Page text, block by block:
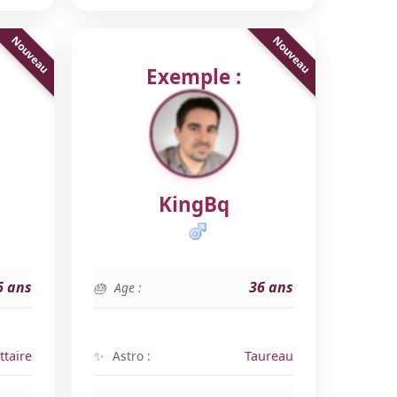
ans
Exemple :
KingBq
Age : 36 ans
Astro : Taureau